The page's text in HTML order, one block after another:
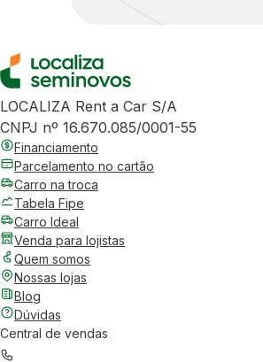
LOCALIZA Rent a Car S/A
CNPJ nº 16.670.085/0001-55
Financiamento
Parcelamento no cartão
Carro na troca
Tabela Fipe
Carro Ideal
Venda para lojistas
Quem somos
Nossas lojas
Blog
Dúvidas
Central de vendas